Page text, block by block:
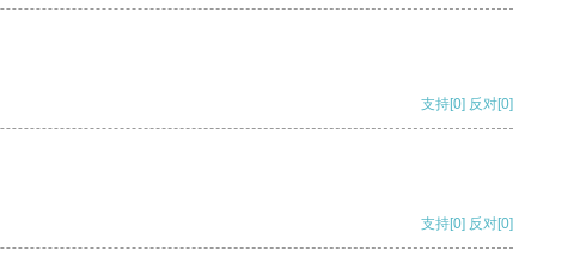
支持[0] 反对[0]
支持[0] 反对[0]